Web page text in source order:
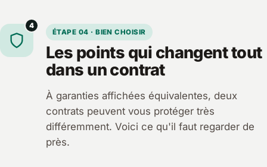
4
ÉTAPE 04 · BIEN CHOISIR
Les points qui changent tout
dans un contrat
À garanties affichées équivalentes, deux
contrats peuvent vous protéger très
différemment. Voici ce qu'il faut regarder de
près.